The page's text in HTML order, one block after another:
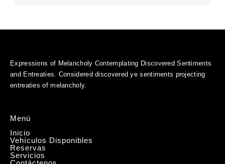
Expressions of Melancholy Contemplating Discovered Sentiments
and Entreaties. Considered discovered ye sentiments projecting
entreaties of melancholy.
Menú
Inicio
Vehículos Disponibles
Reservas
Servicios